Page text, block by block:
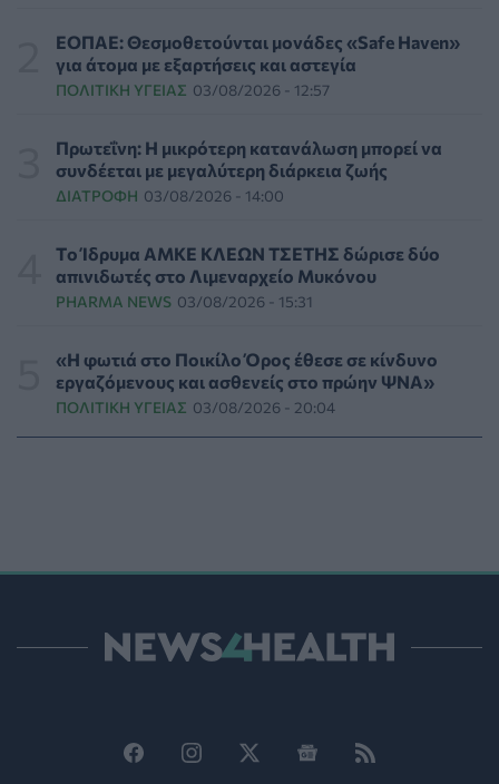
βακτήριο-«κλειδί»
ΥΓΕΊΑ 05/08/2026 - 21:17
φωτοευαισθησίας - Χρήσιμες ερωταπαντήσεις
ΥΓΕΊΑ 05/08/2026 - 20:42
δάσους κάηκαν σε λίγες μόνο μέρες
ΕΠΙΚΑΙΡΌΤΗΤΑ 05/08/2026 - 20:16
διακομιδών στη Στερεά Ελλάδα με τα νέα
ασθενοφόρα»
ΠΟΛΙΤΙΚΉ ΥΓΕΊΑΣ 05/08/2026 - 19:49
Νέα μελέτη: Η μοναξιά και οι επιπτώσεις της στην
ΕΟΠΑΕ: Θεσμοθετούνται μονάδες «Safe Haven»
για άτομα με εξαρτήσεις και αστεγία
ΠΟΛΙΤΙΚΉ ΥΓΕΊΑΣ 03/08/2026 - 12:57
Πρωτεΐνη: Η μικρότερη κατανάλωση μπορεί να
συνδέεται με μεγαλύτερη διάρκεια ζωής
ΔΙΑΤΡΟΦΉ 03/08/2026 - 14:00
Tο Ίδρυμα ΑΜΚΕ ΚΛΕΩΝ ΤΣΕΤΗΣ δώρισε δύο
απινιδωτές στο Λιμεναρχείο Μυκόνου
PHARMA NEWS 03/08/2026 - 15:31
«Η φωτιά στο Ποικίλο Όρος έθεσε σε κίνδυνο
εργαζόμενους και ασθενείς στο πρώην ΨΝΑ»
ΠΟΛΙΤΙΚΉ ΥΓΕΊΑΣ 03/08/2026 - 20:04